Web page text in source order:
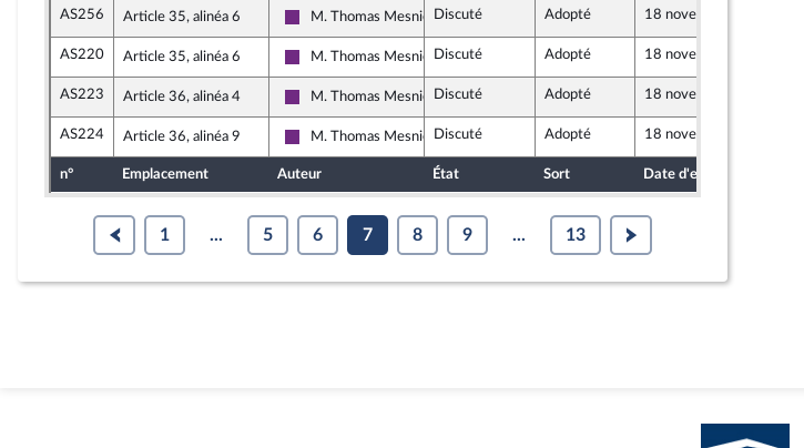
AS256 Article 35, alinéa 6
La République en Marche
M. Thomas MesnierDiscuté Adopté 18 novembre 2021
AS220 Article 35, alinéa 6
La République en Marche
M. Thomas MesnierDiscuté Adopté 18 novembre 2021
AS223 Article 36, alinéa 4
La République en Marche
M. Thomas MesnierDiscuté Adopté 18 novembre 2021
AS224 Article 36, alinéa 9
La République en Marche
M. Thomas MesnierDiscuté Adopté 18 novembre 2021
n° Emplacement Auteur État Sort Date d'examen
1 ... 5 6 7 8 9 ... 13